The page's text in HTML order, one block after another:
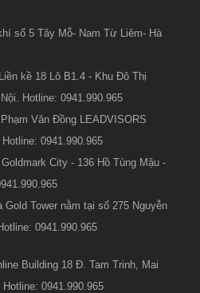
số 5 Tây Mỗ- Nam Từ Liêm- Hà
kề 18 Lô B1.4 - Khu Đô Thị
Hotline: 0941.990.965
Văn Đồng LEADVISORS
0941.990.965
City - 136 Hồ Tùng Mậu -
Gold Tower nằm tại số 275 Nguyễn
0941.990.965
Building 18 Đ. Tam Trinh, Mai
0941.990.965